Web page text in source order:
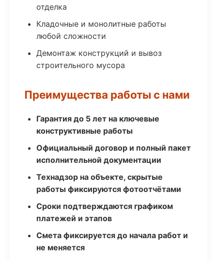
отделка
Кладочные и монолитные работы
любой сложности
Демонтаж конструкций и вывоз
строительного мусора
Преимущества работы с нами
Гарантия до 5 лет на ключевые
конструктивные работы
Официальный договор и полный пакет
исполнительной документации
Технадзор на объекте, скрытые
работы фиксируются фотоотчётами
Сроки подтверждаются графиком
платежей и этапов
Смета фиксируется до начала работ и
не меняется